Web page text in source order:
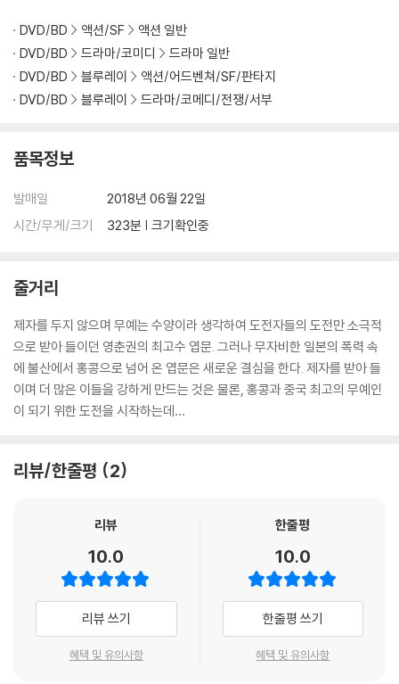
DVD/BD 액션/SF
액션 일반
DVD/BD
드라마/코미디
드라마 일반
DVD/BD
블루레이
액션/어드벤쳐/SF/판타지
DVD/BD
블루레이 드라마/코메디/전쟁/서부
품목정보
발매일
2018년 06월 22일
시간/무게/크기
323분 | 크기확인중
줄거리
제자를 두지 않으며 무예는 수양이라 생각하여 도전자들의 도전만 소극적
으로 받아 들이던 영춘권의 최고수 엽문. 그러나 무자비한 일본의 폭력 속
에 불산에서 홍콩으로 넘어 온 엽문은 새로운 결심을 한다. 제자를 받아 들
이며 더 많은 이들을 강하게 만드는 것은 물론, 홍콩과 중국 최고의 무예인
이 되기 위한 도전을 시작하는데…
리뷰/한줄평 2
리뷰
10.0
리뷰 쓰기
혜택 및 유의사항
한줄평
10.0
한줄평 쓰기
혜택 및 유의사항